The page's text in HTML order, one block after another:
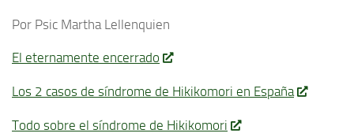
Por Psic Martha Lellenquien
El eternamente encerrado
Los 2 casos de síndrome de Hikikomori en España
Todo sobre el síndrome de Hikikomori